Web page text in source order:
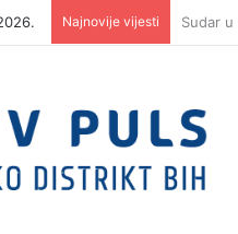
Najnovije vijesti